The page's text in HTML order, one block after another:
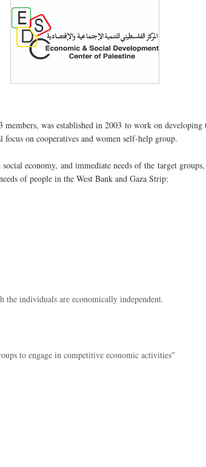
was established in 2003 to work on
on cooperatives and women self-help group.
economy, and immediate needs of the target
of people in the West Bank and Gaza Strip:
individuals are economically independent.
to engage in competitive economic activities"